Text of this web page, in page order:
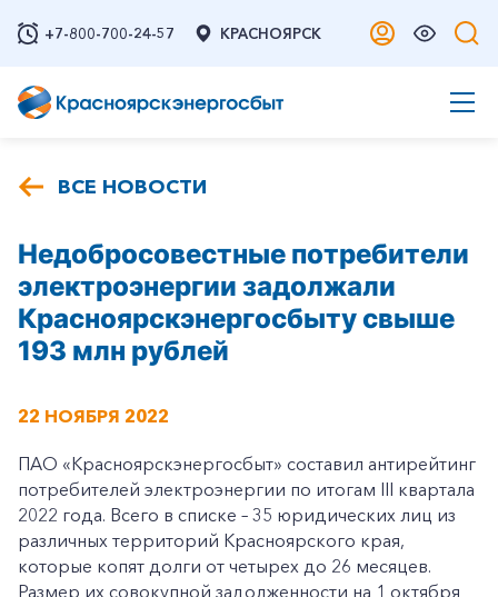
+7-800-700-24-57 КРАСНОЯРСК
ВСЕ НОВОСТИ
Недобросовестные потребители
электроэнергии задолжали
Красноярскэнергосбыту свыше
193 млн рублей
22 НОЯБРЯ 2022
ПАО «Красноярскэнергосбыт» составил антирейтинг
потребителей электроэнергии по итогам III квартала
2022 года. Всего в списке – 35 юридических лиц из
различных территорий Красноярского края,
которые копят долги от четырех до 26 месяцев.
Размер их совокупной задолженности на 1 октября